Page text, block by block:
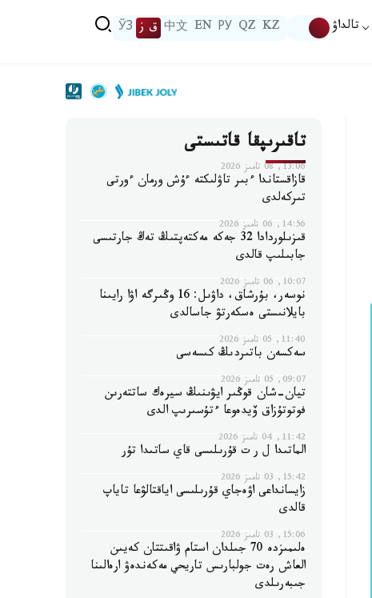
تالداۋ KZ
QZ
РУ
EN
中文 ق ز ЎЗ
تاقىرىپقا قاتىستى
13:06, 08 تامىز 2026
قازاقستاندا ءبىر تاۋلىكتە ءۇش ورمان ءورتى
تىركەلدى
14:56, 06 تامىز 2026
قىزىلوردادا 32 جەكە مەكتەپتىڭ تەڭ جارتىسى
جابىلىپ قالدى
10:07, 06 تامىز 2026
نوسەر، بۇرشاق، داۋىل: 16 وڭىرگە اۋا رايىنا
بايلانىستى ەسكەرتۋ جاسالدى
11:40, 05 تامىز 2026
سەكسەن باتىردىڭ كىسەسى
09:07, 05 تامىز 2026
تيان-شان قوڭىر ايۋىنىڭ سيرەك ساتتەرىن
فوتوتۇزاق ۆيدەوعا ءتۇسىرىپ الدى
11:42, 04 تامىز 2026
الماتىدا ل ر ت قۇرىلىسى قاي ساتىدا تۇر
15:42, 03 تامىز 2026
زايسانداعى اۋەجاي قۇرىلىسى اياقتالۋعا تاياپ
قالدى
15:06, 03 تامىز 2026
ەلىمىزدە 70 جىلدان استام ۋاقىتتان كەيىن
العاش رەت جولبارىس تاريحي مەكەندەۋ ارەالىنا
جىبەرىلدى